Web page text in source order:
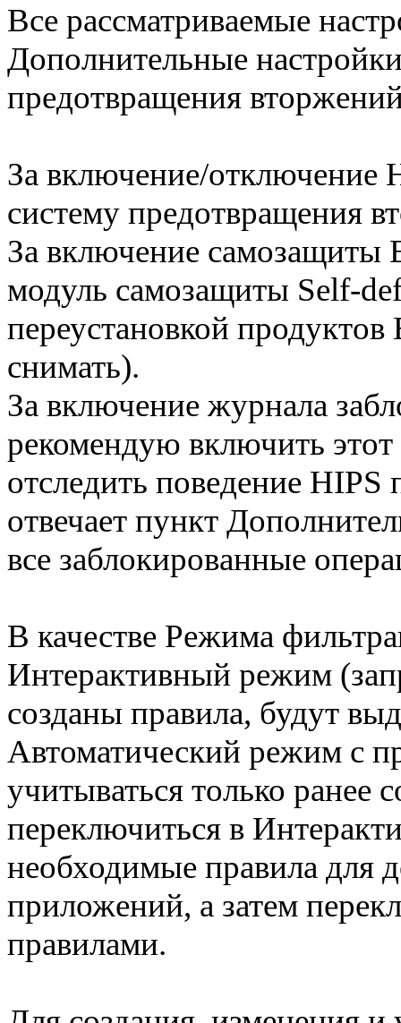
Все рассматриваемые
Дополнительные
предотвращения
За включение/отключение
систему предотвращения
За включение самозащиты
модуль самозащиты Self-
переустановкой продуктов
снимать).
За включение журнала
рекомендую включить
отследить поведение
отвечает пункт
все заблокированные
В качестве Режима
Интерактивный режим
созданы правила, будут
Автоматический режим с
учитываться только ранее
переключиться в
необходимые правила для
приложений, а затем
правилами.